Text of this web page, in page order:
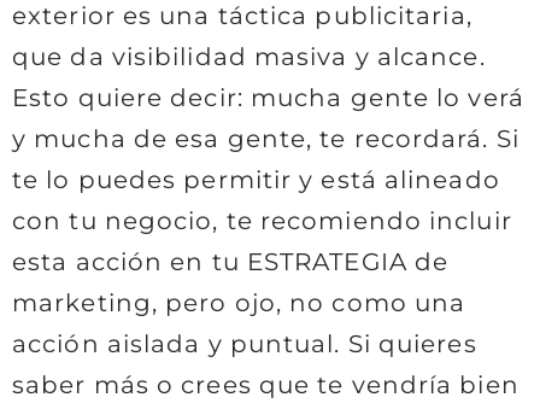
exterior es una táctica publicitaria,
que da visibilidad masiva y alcance.
Esto quiere decir: mucha gente lo verá
y mucha de esa gente, te recordará. Si
te lo puedes permitir y está alineado
con tu negocio, te recomiendo incluir
esta acción en tu ESTRATEGIA de
marketing, pero ojo, no como una
acción aislada y puntual. Si quieres
saber más o crees que te vendría bien